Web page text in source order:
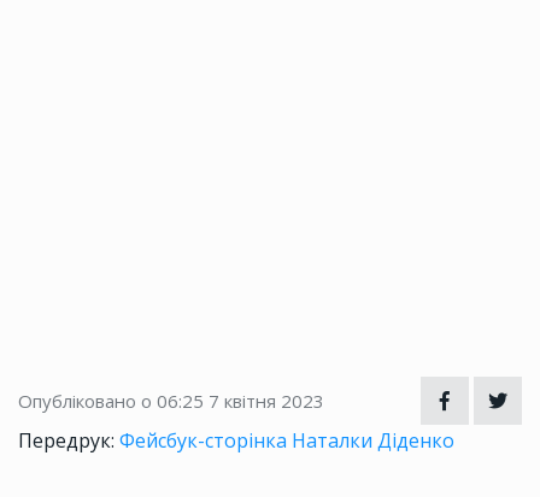
Опубліковано о 06:25 7 квітня 2023
Передрук: Фейсбук-сторінка Наталки Діденко